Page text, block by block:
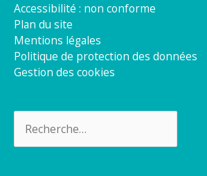
Accessibilité : non conforme
Plan du site
Mentions légales
Politique de protection des données
Gestion des cookies